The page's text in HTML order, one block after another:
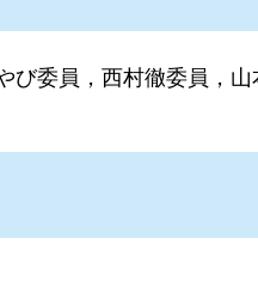
び委員，西村徹委員，山